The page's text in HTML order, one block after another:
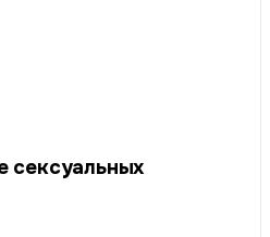
сексуальных